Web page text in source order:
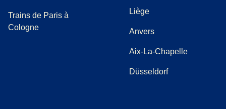
Trains de Paris à
Cologne
Liège
Anvers
Aix-La-Chapelle
Düsseldorf